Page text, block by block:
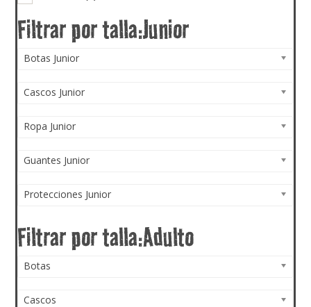
Botas Junior
Cascos Junior
Ropa Junior
Guantes Junior
Protecciones Junior
Botas
Cascos